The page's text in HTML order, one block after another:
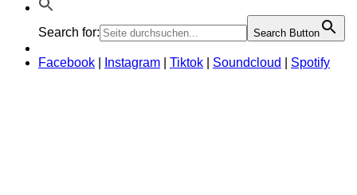
Search for: Search Button
Facebook Instagram Tiktok Soundcloud Spotify